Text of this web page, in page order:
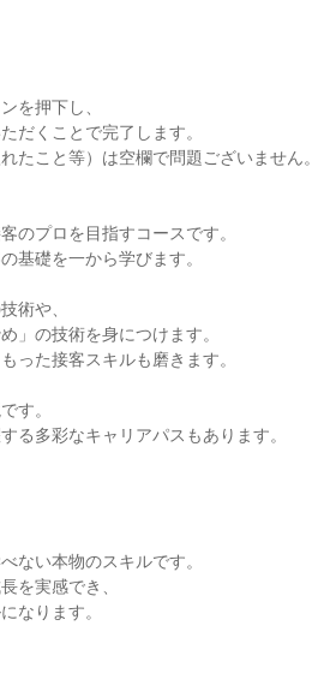
を押下し、
だくことで完了します。
こと等）は空欄で問題ございません。
のプロを目指すコースです。
基礎を一から学びます。
術や、
」の技術を身につけます。
った接客スキルも磨きます。
す。
る多彩なキャリアパスもあります。
ない本物のスキルです。
を実感でき、
なります。